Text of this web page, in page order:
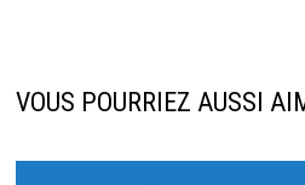
VOUS POURRIEZ AUSSI